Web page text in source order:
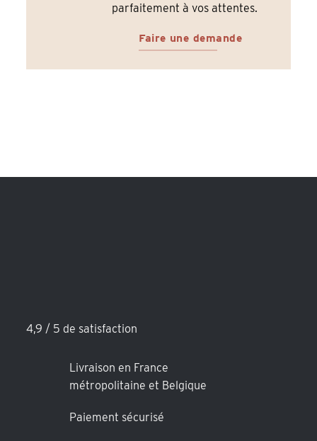
parfaitement à vos attentes.
Faire une demande
4,9 / 5 de satisfaction
Livraison en France
métropolitaine et Belgique
Paiement sécurisé